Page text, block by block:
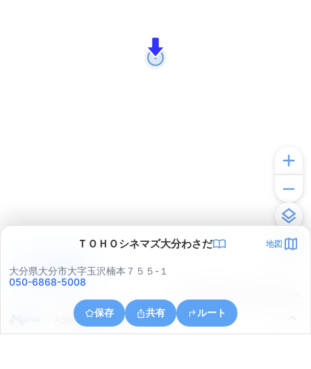
ＴＯＨＯシネマズ大分わさだ 地図
大分県大分市大字玉沢楠本７５５-１
050-6868-5008
保存 共有 ルート
大分県大分市上判田
アプリで見る